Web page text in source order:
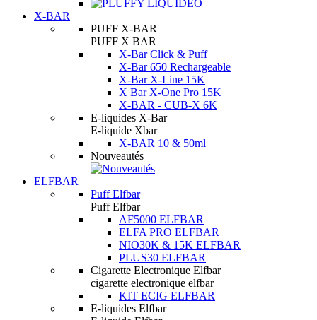
X-BAR
PUFF X-BAR
PUFF X BAR
X-Bar Click & Puff
X-Bar 650 Rechargeable
X-Bar X-Line 15K
X Bar X-One Pro 15K
X-BAR - CUB-X 6K
E-liquides X-Bar
E-liquide Xbar
X-BAR 10 & 50ml
Nouveautés
ELFBAR
Puff Elfbar
Puff Elfbar
AF5000 ELFBAR
ELFA PRO ELFBAR
NIO30K & 15K ELFBAR
PLUS30 ELFBAR
Cigarette Electronique Elfbar
cigarette electronique elfbar
KIT ECIG ELFBAR
E-liquides Elfbar